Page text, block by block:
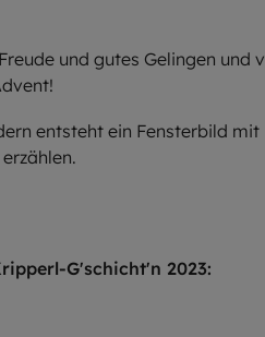
und gutes Gelingen und
entsteht ein Fensterbild mit